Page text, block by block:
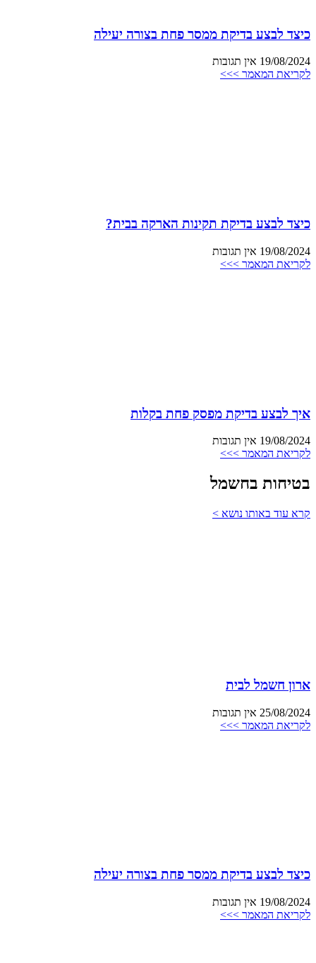
כיצד לבצע בדיקת ממסר פחת בצורה יעילה
19/08/2024 אין תגובות
לקריאת המאמר >>>
כיצד לבצע בדיקת תקינות הארקה בבית?
19/08/2024 אין תגובות
לקריאת המאמר >>>
איך לבצע בדיקת מפסק פחת בקלות
19/08/2024 אין תגובות
לקריאת המאמר >>>
בטיחות בחשמל
קרא עוד באותו נושא >
ארון חשמל לבית
25/08/2024 אין תגובות
לקריאת המאמר >>>
כיצד לבצע בדיקת ממסר פחת בצורה יעילה
19/08/2024 אין תגובות
לקריאת המאמר >>>